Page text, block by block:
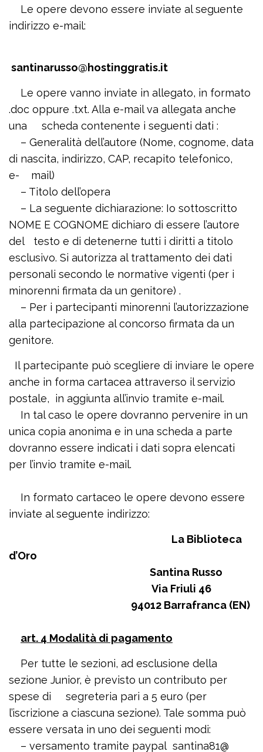
Le opere devono essere inviate al seguente
indirizzo e-mail:
santinarusso@hostinggratis.it
Le opere vanno inviate in allegato, in formato
.doc oppure .txt. Alla e-mail va allegata anche
una scheda contenente i seguenti dati :
– Generalità dell’autore (Nome, cognome, data
di nascita, indirizzo, CAP, recapito telefonico,
e- mail)
– Titolo dell’opera
– La seguente dichiarazione: Io sottoscritto
NOME E COGNOME dichiaro di essere l’autore
del testo e di detenerne tutti i diritti a titolo
esclusivo. Si autorizza al trattamento dei dati
personali secondo le normative vigenti (per i
minorenni firmata da un genitore) .
– Per i partecipanti minorenni l’autorizzazione
alla partecipazione al concorso firmata da un
genitore.
Il partecipante può scegliere di inviare le opere
anche in forma cartacea attraverso il servizio
postale, in aggiunta all’invio tramite e-mail.
In tal caso le opere dovranno pervenire in un
unica copia anonima e in una scheda a parte
dovranno essere indicati i dati sopra elencati
per l’invio tramite e-mail.
In formato cartaceo le opere devono essere
inviate al seguente indirizzo:
La Biblioteca
d’Oro
Santina Russo
Via Friuli 46
94012 Barrafranca (EN)
art. 4 Modalità di pagamento
Per tutte le sezioni, ad esclusione della
sezione Junior, è previsto un contributo per
spese di segreteria pari a 5 euro (per
l’iscrizione a ciascuna sezione). Tale somma può
essere versata in uno dei seguenti modi:
– versamento tramite paypal santina81@